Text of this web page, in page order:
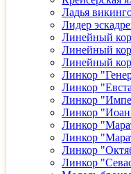
Ладья
Лидер
Линейный
Линейный
Линейный
Линкор
Линкор
Линкор
Линкор
Линкор
Линкор
Линкор
Линкор